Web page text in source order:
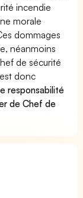
incendie
morale
dommages
néanmoins
de sécurité
donc
responsabilité
de Chef de